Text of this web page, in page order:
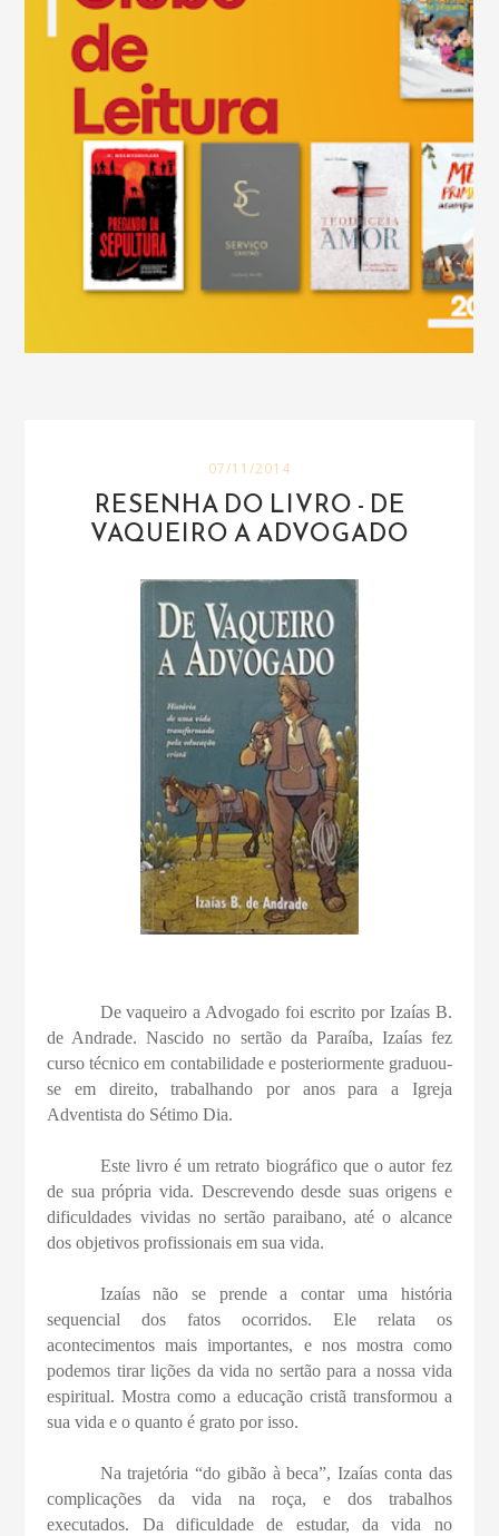
07/11/2014
RESENHA DO LIVRO - DE
VAQUEIRO A ADVOGADO
De vaqueiro a Advogado foi escrito por Izaías B.
de Andrade. Nascido no sertão da Paraíba, Izaías fez
curso técnico em contabilidade e posteriormente graduou-
se em direito, trabalhando por anos para a Igreja
Adventista do Sétimo Dia.
Este livro é um retrato biográfico que o autor fez
de sua própria vida. Descrevendo desde suas origens e
dificuldades vividas no sertão paraibano, até o alcance
dos objetivos profissionais em sua vida.
Izaías não se prende a contar uma história
sequencial dos fatos ocorridos. Ele relata os
acontecimentos mais importantes, e nos mostra como
podemos tirar lições da vida no sertão para a nossa vida
espiritual. Mostra como a educação cristã transformou a
sua vida e o quanto é grato por isso.
Na trajetória “do gibão à beca”, Izaías conta das
complicações da vida na roça, e dos trabalhos
executados. Da dificuldade de estudar, da vida no